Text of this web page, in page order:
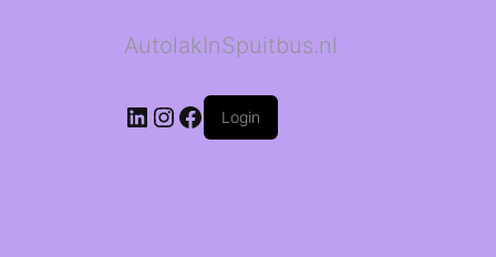
AutolakInSpuitbus.nl
LinkedIn
Instagram
Facebook
Login